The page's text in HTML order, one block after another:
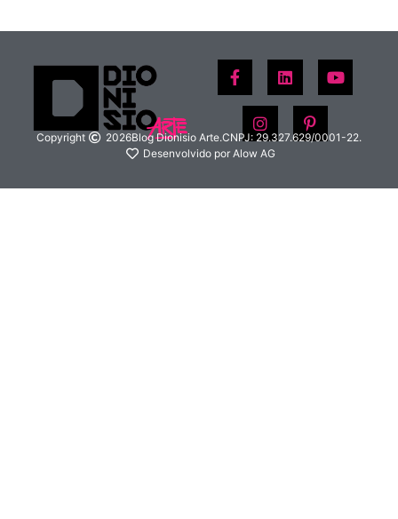
Copyright 2026Blog Dionisio Arte.CNPJ: 29.327.629/0001-22.
Desenvolvido por Alow AG